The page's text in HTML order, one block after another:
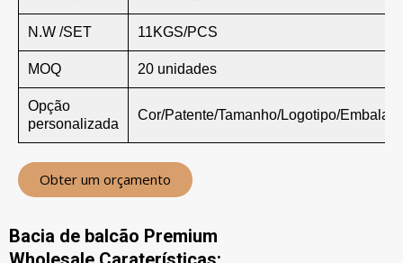
N.W /SET 11KGS/PCS
MOQ 20 unidades
Opção
personalizada
Cor/Patente/Tamanho/Logotipo/
Obter um orçamento
Bacia de balcão Premium